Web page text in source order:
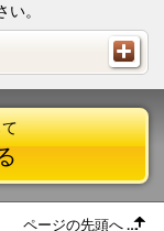
。
ページの先頭へ